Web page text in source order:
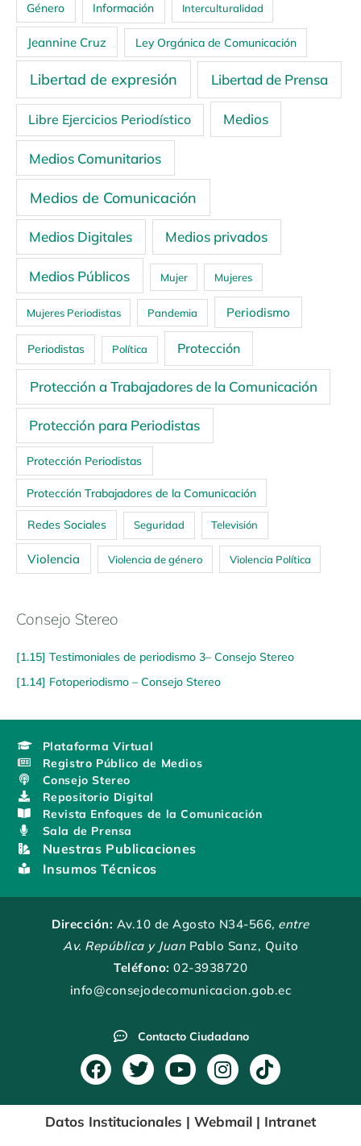
Género Información Interculturalidad
Jeannine Cruz Ley Orgánica de Comunicación
Libertad de expresión Libertad de Prensa
Libre Ejercicios Periodístico Medios
Medios Comunitarios
Medios de Comunicación
Medios Digitales Medios privados
Medios Públicos Mujer Mujeres
Mujeres Periodistas Pandemia Periodismo
Periodistas Política Protección
Protección a Trabajadores de la Comunicación
Protección para Periodistas
Protección Periodistas
Protección Trabajadores de la Comunicación
Redes Sociales Seguridad Televisión
Violencia Violencia de género Violencia Política
Consejo Stereo
[1.15] Testimoniales de periodismo 3– Consejo Stereo
[1.14] Fotoperiodismo – Consejo Stereo
Plataforma Virtual
Registro Público de Medios
Consejo Stereo
Repositorio Digital
Revista Enfoques de la Comunicación
Sala de Prensa
Nuestras Publicaciones
Insumos Técnicos
Dirección: Av.10 de Agosto N34-566, entre
Av. República y Juan Pablo Sanz, Quito
Teléfono: 02-3938720
info@consejodecomunicacion.gob.ec
Contacto Ciudadano
F
a
c
e
T
w
i
t
Y
o
u
t
I
n
s
t
T
i
k
t
Datos Institucionales | Webmail | Intranet